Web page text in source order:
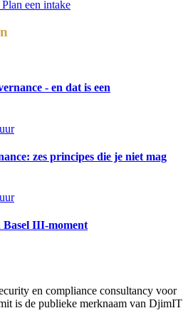
Plan een intake
- en dat is een
zes principes die je niet mag
III-moment
en compliance consultancy voor
is de publieke merknaam van DjimIT